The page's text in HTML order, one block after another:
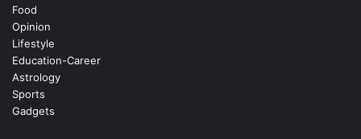
Food
Opinion
Lifestyle
Education-Career
Astrology
Sports
Gadgets